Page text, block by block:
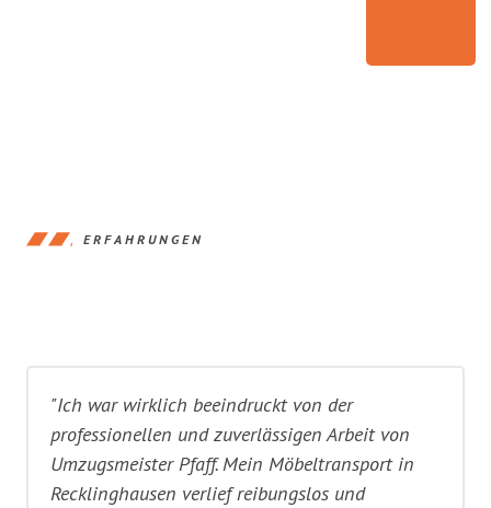
ERFAHRUNGEN
"Ich war wirklich beeindruckt von der
professionellen und zuverlässigen Arbeit von
Umzugsmeister Pfaff. Mein Möbeltransport in
Recklinghausen verlief reibungslos und